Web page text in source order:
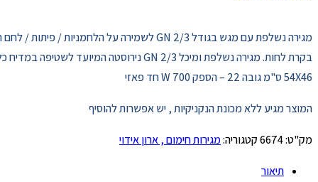
מגירה נשלפת עם מגש בגודל 2/3 GN לשמירה על הלחמניות / פיתות / לחם חמימות ורכות
בקרת לחות. מגירה נשלפת ומיכל 2/3 GN נירוסטה המיועד לשטיפה במדיח כלים
54X46 ס"מ גובה 22 – הספק W 700 חד פאזי
המוצר מגיע ללא מכונת הנקניקיות , יש אפשרות להוסיף
מק"ט:6674קטגוריה:מגירות חימום , ארון אידוי
תיאור